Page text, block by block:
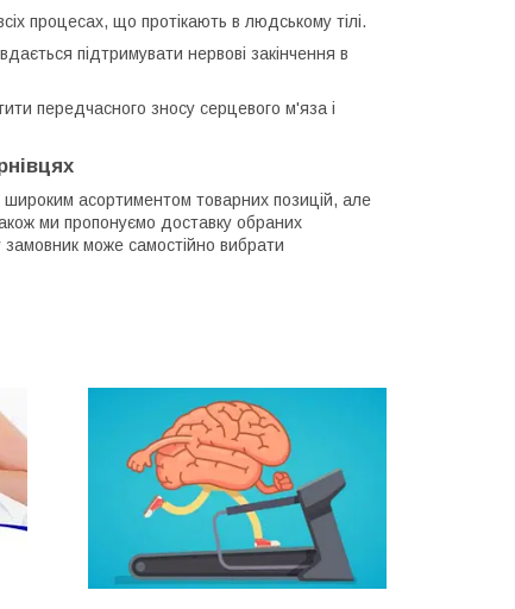
процесах, що протікають в людському тілі.
підтримувати нервові закінчення в
передчасного зносу серцевого м'яза і
широким асортиментом товарних позицій, але
ми пропонуємо доставку обраних
замовник може самостійно вибрати